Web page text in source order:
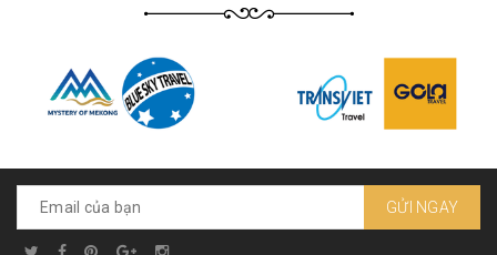
GỬI NGAY